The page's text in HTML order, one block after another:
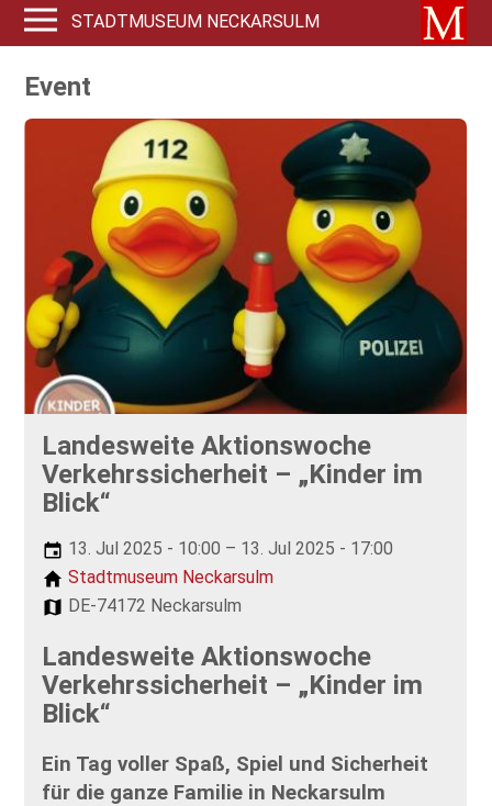
STADTMUSEUM NECKARSULM
Event
Landesweite Aktionswoche
Verkehrssicherheit – „Kinder im
Blick“
13. Jul 2025 - 10:00 – 13. Jul 2025 - 17:00
Stadtmuseum Neckarsulm
DE-74172 Neckarsulm
Landesweite Aktionswoche
Verkehrssicherheit – „Kinder im
Blick“
Ein Tag voller Spaß, Spiel und Sicherheit
für die ganze Familie in Neckarsulm